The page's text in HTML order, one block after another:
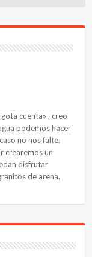
cuenta» , creo
podemos hacer
no nos falte.
crearemos un
disfrutar
de arena.